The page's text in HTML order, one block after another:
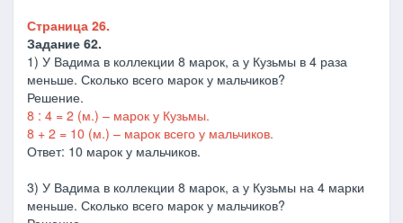
Страница 26.
Задание 62.
1) У Вадима в коллекции 8 марок, а у Кузьмы в 4 раза
меньше. Сколько всего марок у мальчиков?
Решение.
8 : 4 = 2 (м.) – марок у Кузьмы.
8 + 2 = 10 (м.) – марок всего у мальчиков.
Ответ: 10 марок у мальчиков.
3) У Вадима в коллекции 8 марок, а у Кузьмы на 4 марки
меньше. Сколько всего марок у мальчиков?